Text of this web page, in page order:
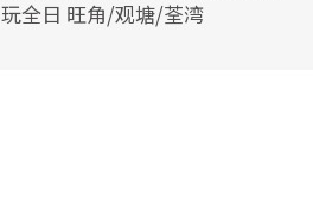
玩全日 旺角/观塘/荃湾